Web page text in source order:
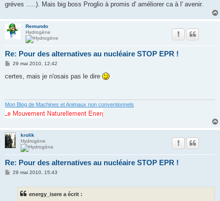
gréves .....). Mais big boss Proglio à promis d' améliorer ca à l' avenir.
Remundo
Hydrogène
Re: Pour des alternatives au nucléaire STOP EPR !
M
s
29 mai 2010, 12:42
certes, mais je n'osais pas le dire
Mon Blog de Machines et Animaux non conventionnels
krolik
Hydrogène
Re: Pour des alternatives au nucléaire STOP EPR !
M29 mai 2010, 15:43
energy_isere a écrit :